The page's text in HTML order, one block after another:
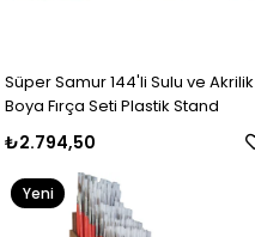
Süper Samur 144'li Sulu ve Akrilik
Boya Fırça Seti Plastik Stand
₺2.794,50
Yeni